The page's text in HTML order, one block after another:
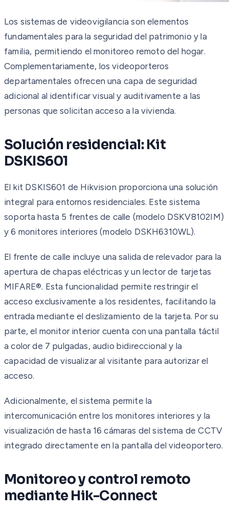
Los sistemas de videovigilancia son elementos
fundamentales para la seguridad del patrimonio y la
familia, permitiendo el monitoreo remoto del hogar.
Complementariamente, los videoporteros
departamentales ofrecen una capa de seguridad
adicional al identificar visual y auditivamente a las
personas que solicitan acceso a la vivienda.
Solución residencial: Kit
DSKIS601
El kit DSKIS601 de Hikvision proporciona una solución
integral para entornos residenciales. Este sistema
soporta hasta 5 frentes de calle (modelo DSKV8102IM)
y 6 monitores interiores (modelo DSKH6310WL).
El frente de calle incluye una salida de relevador para la
apertura de chapas eléctricas y un lector de tarjetas
MIFARE®. Esta funcionalidad permite restringir el
acceso exclusivamente a los residentes, facilitando la
entrada mediante el deslizamiento de la tarjeta. Por su
parte, el monitor interior cuenta con una pantalla táctil
a color de 7 pulgadas, audio bidireccional y la
capacidad de visualizar al visitante para autorizar el
acceso.
Adicionalmente, el sistema permite la
intercomunicación entre los monitores interiores y la
visualización de hasta 16 cámaras del sistema de CCTV
integrado directamente en la pantalla del videoportero.
Monitoreo y control remoto
mediante Hik-Connect